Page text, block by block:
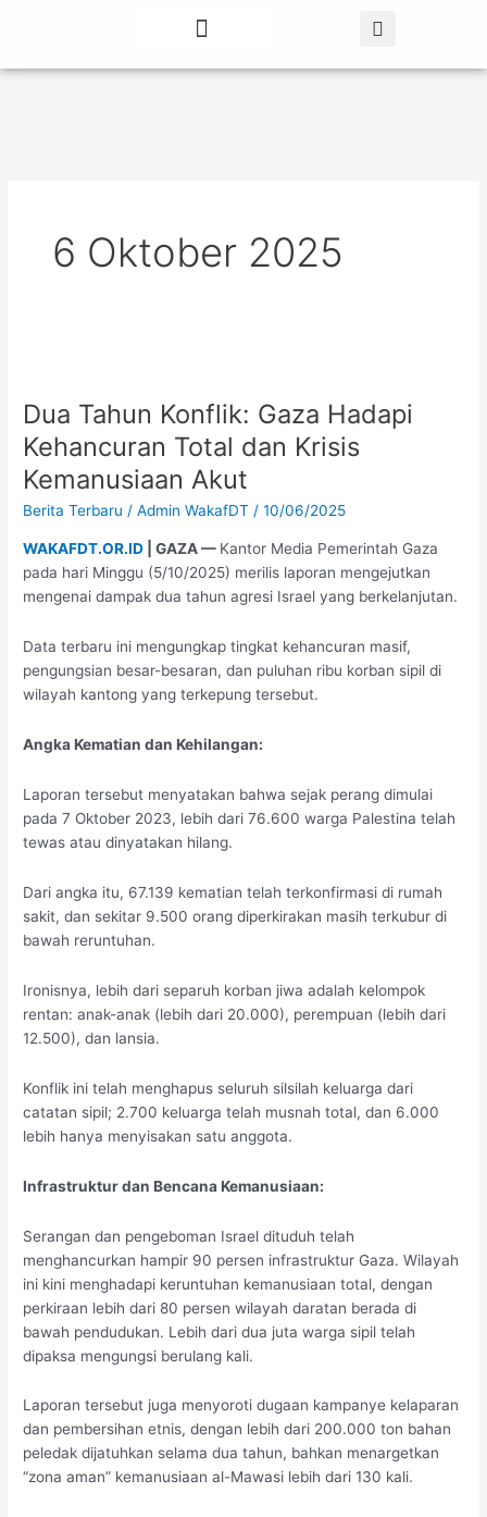
6 Oktober 2025
Dua Tahun Konflik: Gaza Hadapi
Kehancuran Total dan Krisis
Kemanusiaan Akut
Berita Terbaru /Admin WakafDT/10/06/2025
WAKAFDT.OR.ID | GAZA — Kantor Media Pemerintah Gaza
pada hari Minggu (5/10/2025) merilis laporan mengejutkan
mengenai dampak dua tahun agresi Israel yang berkelanjutan.
Data terbaru ini mengungkap tingkat kehancuran masif,
pengungsian besar-besaran, dan puluhan ribu korban sipil di
wilayah kantong yang terkepung tersebut.
Angka Kematian dan Kehilangan:
Laporan tersebut menyatakan bahwa sejak perang dimulai
pada 7 Oktober 2023, lebih dari 76.600 warga Palestina telah
tewas atau dinyatakan hilang.
Dari angka itu, 67.139 kematian telah terkonfirmasi di rumah
sakit, dan sekitar 9.500 orang diperkirakan masih terkubur di
bawah reruntuhan.
Ironisnya, lebih dari separuh korban jiwa adalah kelompok
rentan: anak-anak (lebih dari 20.000), perempuan (lebih dari
12.500), dan lansia.
Konflik ini telah menghapus seluruh silsilah keluarga dari
catatan sipil; 2.700 keluarga telah musnah total, dan 6.000
lebih hanya menyisakan satu anggota.
Infrastruktur dan Bencana Kemanusiaan:
Serangan dan pengeboman Israel dituduh telah
menghancurkan hampir 90 persen infrastruktur Gaza. Wilayah
ini kini menghadapi keruntuhan kemanusiaan total, dengan
perkiraan lebih dari 80 persen wilayah daratan berada di
bawah pendudukan. Lebih dari dua juta warga sipil telah
dipaksa mengungsi berulang kali.
Laporan tersebut juga menyoroti dugaan kampanye kelaparan
dan pembersihan etnis, dengan lebih dari 200.000 ton bahan
peledak dijatuhkan selama dua tahun, bahkan menargetkan
“zona aman” kemanusiaan al-Mawasi lebih dari 130 kali.
Konflik:
Gaza
Hadapi
Kehancuran
Total
Krisis
Kemanusiaan
Akut